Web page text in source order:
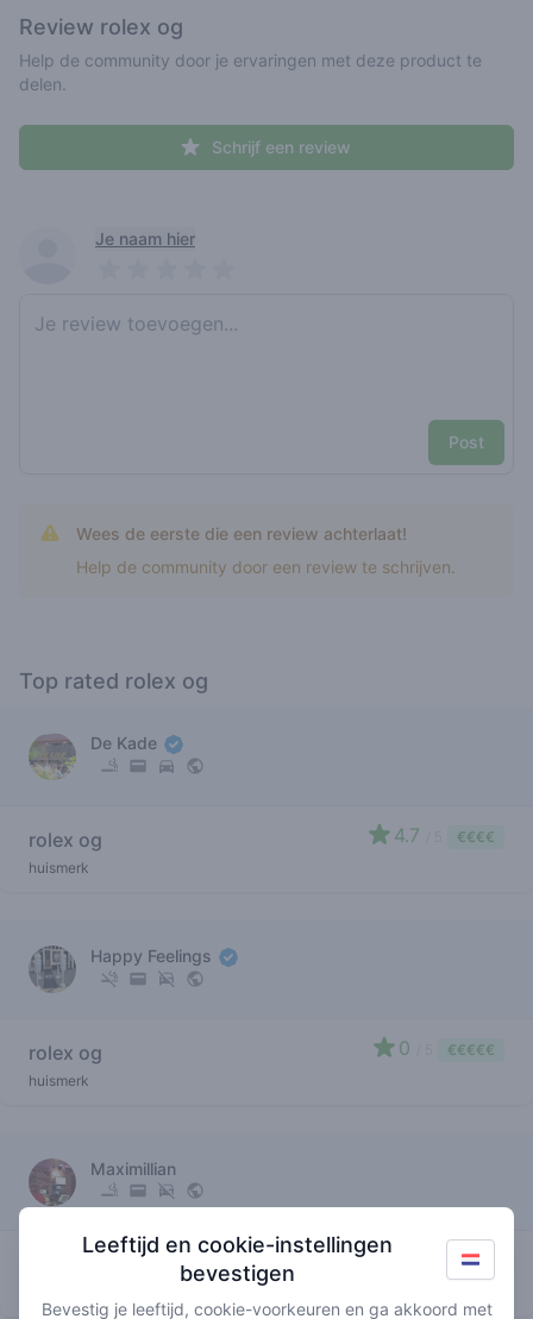
Review rolex og
Help de community door je ervaringen met deze product te
delen.
Schrijf een review
Recent reviews
Je naam hier
Post
Wees de eerste die een review achterlaat!
Help de community door een review te schrijven.
Top rated rolex og
De Kade
rolex og
huismerk
4.7 €€€€
Happy Feelings
rolex og
huismerk
0 €€€€€
Maximillian
€€€€
Leeftijd en cookie-instellingen
bevestigen
Bevestig je leeftijd, cookie-voorkeuren en ga akkoord met